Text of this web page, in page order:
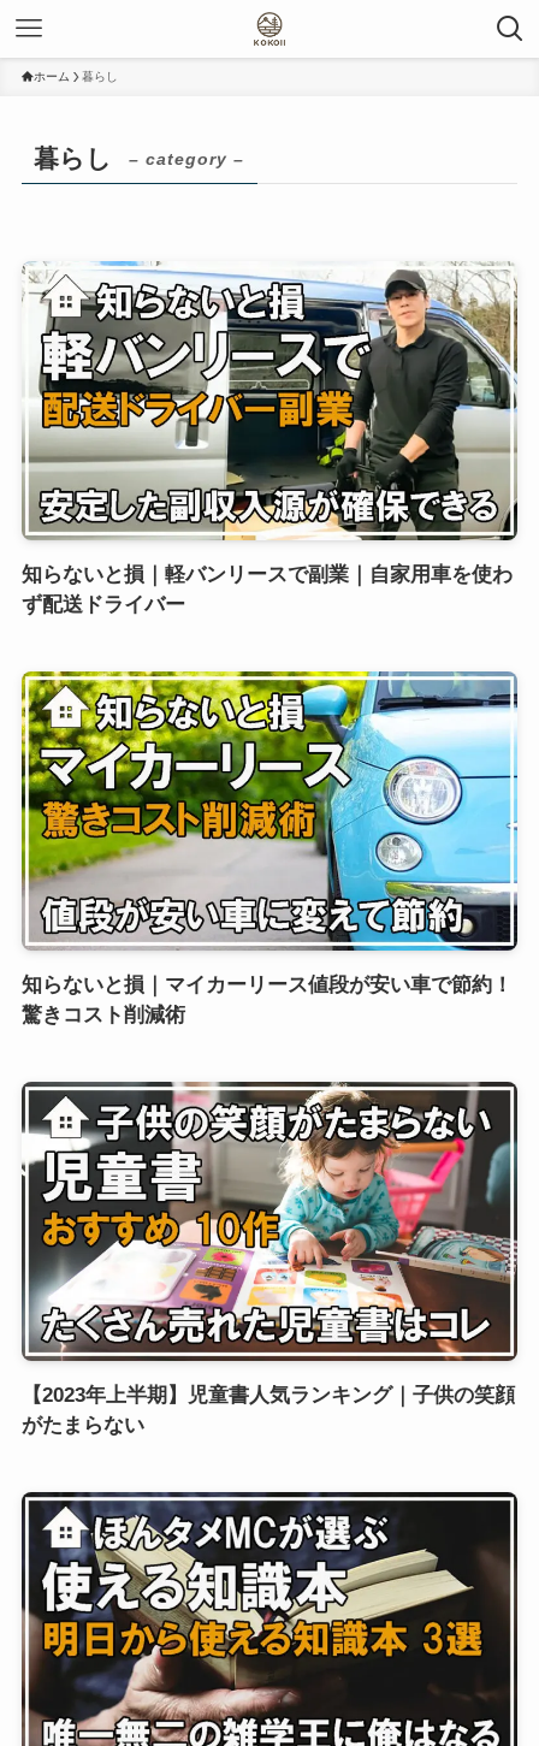
ホーム 暮らし
暮らし – category –
知らないと損｜軽バンリースで副業｜自家用車を使わ
ず配送ドライバー
知らないと損｜マイカーリース値段が安い車で節約！
驚きコスト削減術
【2023年上半期】児童書人気ランキング｜子供の笑顔
がたまらない